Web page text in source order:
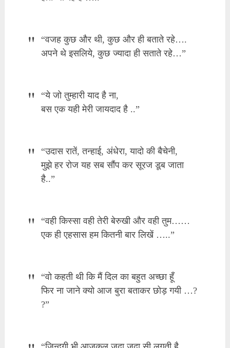
“वजह कुछ और थी, कुछ और ही बताते रहे….
अपने थे इसलिये, कुछ ज्यादा ही सताते रहे…”
“ये जो तुम्हारी याद है ना,
बस एक यही मेरी जायदाद है ..”
“उदास रातें, तन्हाई, अंधेरा, यादो की बैचेनी,
मुझे हर रोज यह सब सौंप कर सूरज डूब जाता
है..”
“वही किस्सा वही तेरी बेरुखी और वही तुम……
एक ही एहसास हम कितनी बार लिखें …..”
“वो कहती थी कि मैं दिल का बहुत अच्छा हूँ
फिर ना जाने क्यो आज बुरा बताकर छोड़ गयी …?
?”